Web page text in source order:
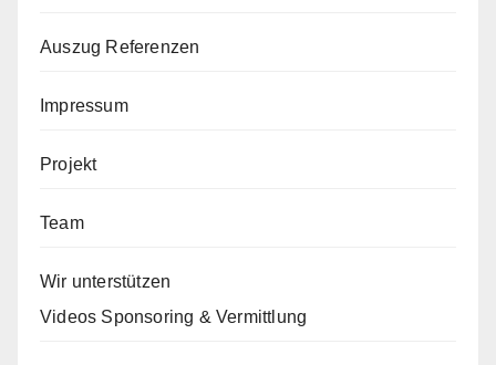
Auszug Referenzen
Impressum
Projekt
Team
Wir unterstützen
Videos Sponsoring & Vermittlung